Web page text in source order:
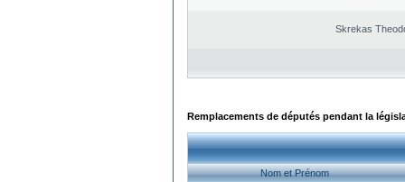
Skrekas
Remplacements de députés pendant la
Nom et Prénom